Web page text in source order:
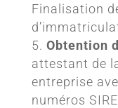
Finalisation
Obtention
attestant de
entreprise
numéros